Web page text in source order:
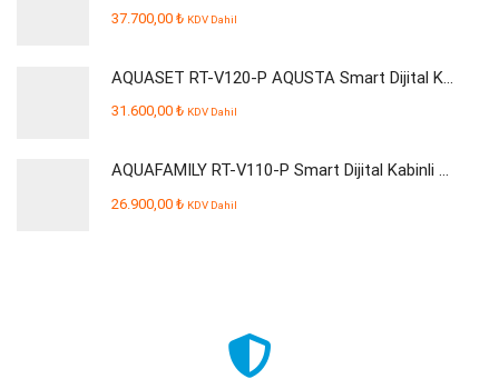
37.700,00 ₺ KDV Dahil
AQUASET RT-V120-P AQUSTA Smart Dijital Kabinli Pompalı Su Arıtma Cihazı
31.600,00 ₺ KDV Dahil
AQUAFAMILY RT-V110-P Smart Dijital Kabinli Pompalı Su Arıtma Cihazı
26.900,00 ₺ KDV Dahil